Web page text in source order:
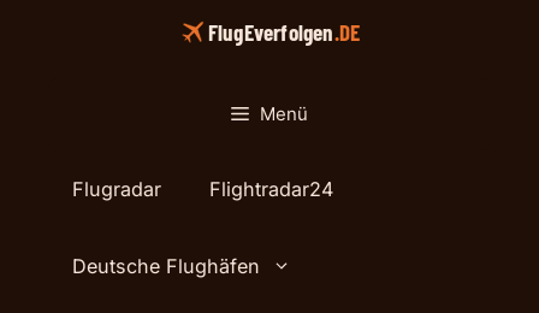
FlugEverfolgen.DE
Menü
Flugradar Flightradar24
Deutsche Flughäfen